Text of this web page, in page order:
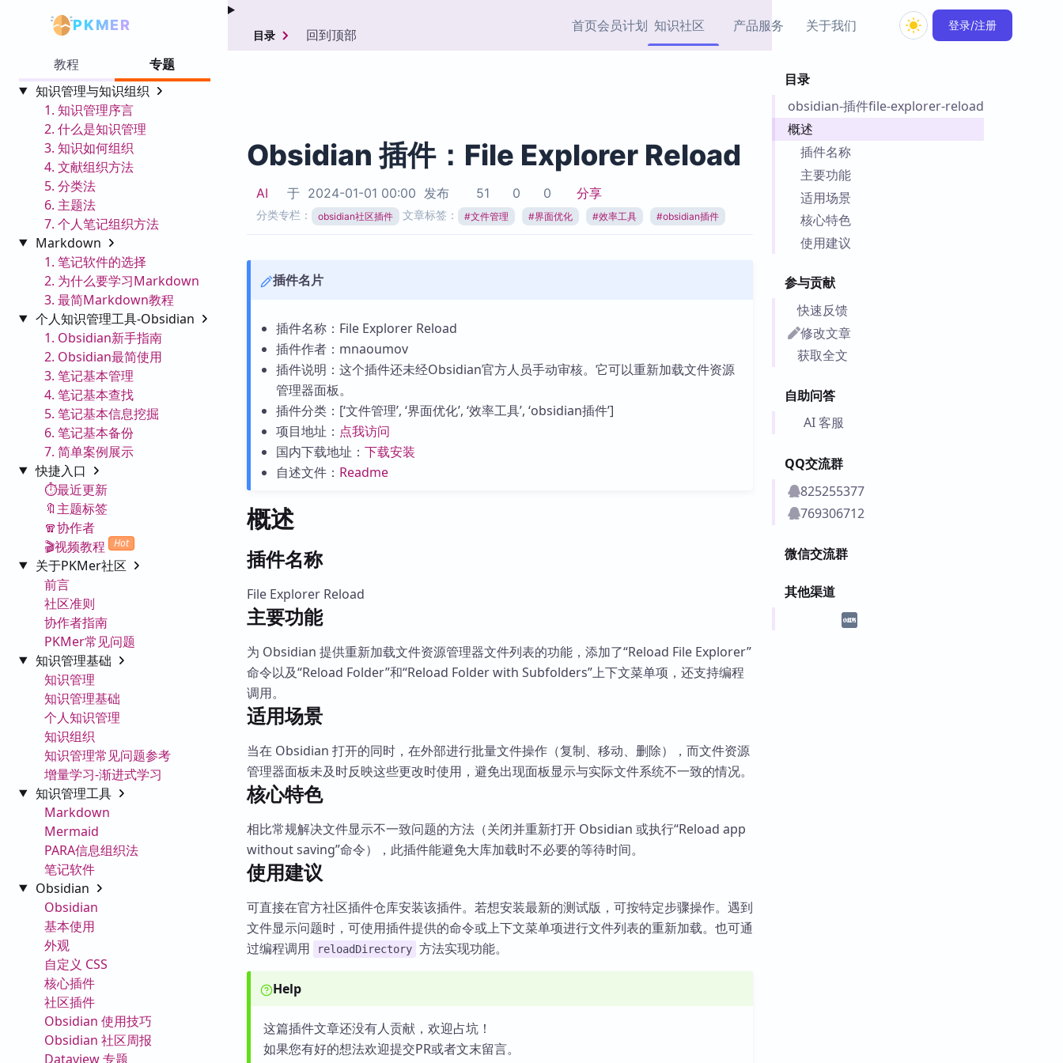
PKMER 首页会员计划 知识社区
协作者
热门链接 Top5
产品服务
载
加速访问 Obsidian 官方
市场
Obsidian 思维导图插件
插件
Obsidian 教程
关于我们 登录/注册
教程
专题
知识管理与知识组织
1. 知识管理序言
2. 什么是知识管理
3. 知识如何组织
4. 文献组织方法
5. 分类法
6. 主题法
7. 个人笔记组织方法
Markdown
1. 笔记软件的选择
2. 为什么要学习Markdown
3. 最简Markdown教程
个人知识管理工具-Obsidian
1. Obsidian新手指南
2. Obsidian最简使用
3. 笔记基本管理
4. 笔记基本查找
5. 笔记基本信息挖掘
6. 笔记基本备份
7. 简单案例展示
快捷入口
⏱️最近更新
🔖主题标签
🧣协作者
🎬视频教程
Hot
关于PKMer社区
前言
社区准则
协作者指南
PKMer常见问题
知识管理基础
知识管理
知识管理基础
个人知识管理
知识组织
知识管理常见问题参考
增量学习-渐进式学习
知识管理工具
Markdown
Mermaid
PARA信息组织法
笔记软件
Obsidian
Obsidian
基本使用
外观
自定义 CSS
核心插件
社区插件
Obsidian 使用技巧
Obsidian 社区周报
Dataview 专题
目录
obsidian-插件file-explorer-reload
概述
插件名称
主要功能
适用场景
核心特色
使用建议
参与贡献
快速反馈
修改文章
获取全文
自助问答
AI 客服
QQ交流群
825255377
769306712
微信交流群
其他渠道
目录 回到顶部
Obsidian 插件：File Explorer Reload
AI 于 2024-01-01 00:00 发布 51 0 0 分享
分类专栏： obsidian社区插件 文章标签： #文件管理 #界面优化 #效率工具 #obsidian插件
插件名片
插件名称：File Explorer Reload
插件作者：mnaoumov
插件说明：这个插件还未经Obsidian官方人员手动审核。它可以重新加载文件资源
管理器面板。
插件分类：[‘文件管理’, ‘界面优化’, ‘效率工具’, ‘obsidian插件’]
项目地址： 点我访问
国内下载地址： 下载安装
自述文件： Readme
概述
插件名称
File Explorer Reload
主要功能
为 Obsidian 提供重新加载文件资源管理器文件列表的功能，添加了“Reload File Explorer”
命令以及“Reload Folder”和“Reload Folder with Subfolders”上下文菜单项，还支持编程
调用。
适用场景
当在 Obsidian 打开的同时，在外部进行批量文件操作（复制、移动、删除），而文件资源
管理器面板未及时反映这些更改时使用，避免出现面板显示与实际文件系统不一致的情况。
核心特色
相比常规解决文件显示不一致问题的方法（关闭并重新打开 Obsidian 或执行“Reload app
without saving”命令），此插件能避免大库加载时不必要的等待时间。
使用建议
可直接在官方社区插件仓库安装该插件。若想安装最新的测试版，可按特定步骤操作。遇到
文件显示问题时，可使用插件提供的命令或上下文菜单项进行文件列表的重新加载。也可通
过编程调用
reloadDirectory 方法实现功能。
Help
这篇插件文章还没有人贡献，欢迎占坑！
如果您有好的想法欢迎提交PR或者文末留言。